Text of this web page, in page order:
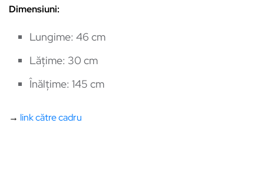
Dimensiuni:
Lungime: 46 cm
Lățime: 30 cm
Înălțime: 145 cm
→ link către cadru